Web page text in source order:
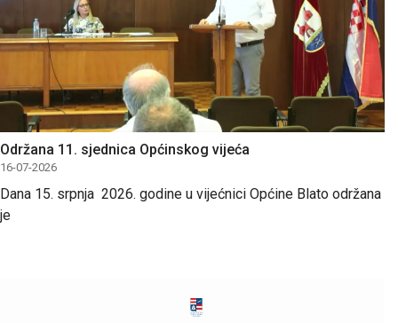
Održana 11. sjednica Općinskog vijeća
16-07-2026
Dana 15. srpnja 2026. godine u vijećnici Općine Blato održana
je